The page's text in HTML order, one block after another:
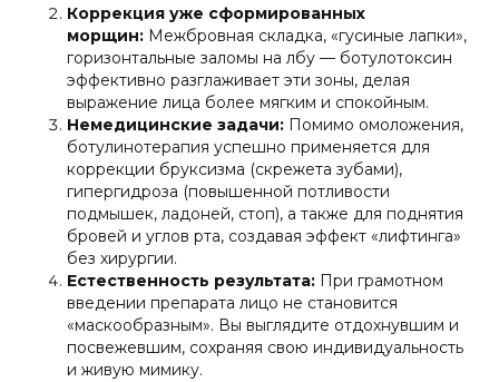
Коррекция уже сформированных
морщин: Межбровная складка, «гусиные лапки»,
горизонтальные заломы на лбу — ботулотоксин
эффективно разглаживает эти зоны, делая
выражение лица более мягким и спокойным.
Немедицинские задачи: Помимо омоложения,
ботулинотерапия успешно применяется для
коррекции бруксизма (скрежета зубами),
гипергидроза (повышенной потливости
подмышек, ладоней, стоп), а также для поднятия
бровей и углов рта, создавая эффект «лифтинга»
без хирургии.
Естественность результата: При грамотном
введении препарата лицо не становится
«маскообразным». Вы выглядите отдохнувшим и
посвежевшим, сохраняя свою индивидуальность
и живую мимику.